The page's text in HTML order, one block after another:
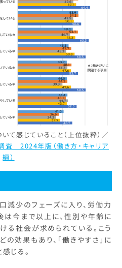
て感じていること（上位抜粋）／
査 2024年版（働き方・キャリア
編）
減少のフェーズに入り、労働力
は今まで以上に、性別や年齢に
る社会が求められている。こう
効果もあり、「働きやすさ」に
じる。